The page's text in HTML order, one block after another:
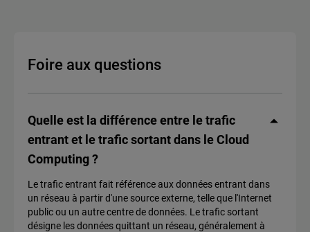
Foire aux questions
Quelle est la différence entre le trafic
entrant et le trafic sortant dans le Cloud
Computing ?
Le trafic entrant fait référence aux données entrant dans
un réseau à partir d'une source externe, telle que l'Internet
public ou un autre centre de données. Le trafic sortant
désigne les données quittant un réseau, généralement à